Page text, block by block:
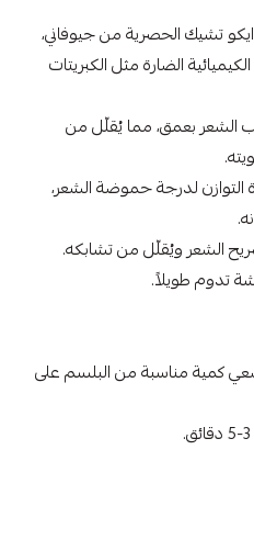
تشيك الحصرية من جيوفاني،
الضارة مثل الكبريتات
الشعر بعمق، مما يُقلّل من
لدرجة حموضة الشعر،
الشعر ويُقلّل من تشابكه.
تدوم طويلاً.
كمية مناسبة من البلسم على